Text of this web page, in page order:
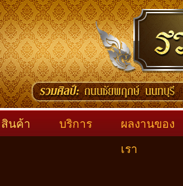
สินค้า บริการ
ผลงานของ
เรา